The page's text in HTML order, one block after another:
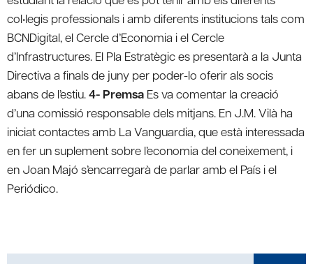
col•legis professionals i amb diferents institucions tals com
BCNDigital, el Cercle d’Economia i el Cercle
d’Infrastructures. El Pla Estratègic es presentarà a la Junta
Directiva a finals de juny per poder-lo oferir als socis
abans de l’estiu.4- Premsa Es va comentar la creació
d’una comissió responsable dels mitjans. En J.M. Vilà ha
iniciat contactes amb La Vanguardia, que està interessada
en fer un suplement sobre l’economia del coneixement, i
en Joan Majó s’encarregarà de parlar amb el País i el
Periódico.